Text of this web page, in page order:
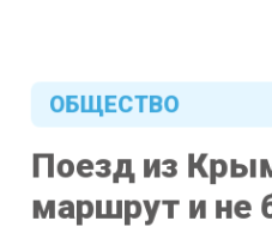
Поезд из
маршрут и не
доезжать до